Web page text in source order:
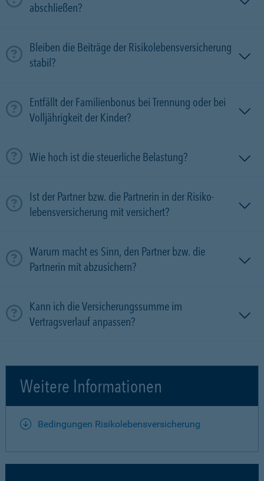
abschließen?
Bleiben die Beiträge der Risikolebensversicherung
stabil?
Entfällt der Familienbonus bei Trennung oder bei
Volljährigkeit der Kinder?
Wie hoch ist die steuerliche Belastung?
Ist der Partner bzw. die Partnerin in der Risiko­
lebens­versicherung mit versichert?
Warum macht es Sinn, den Partner bzw. die
Partnerin mit ab­zu­sichern?
Kann ich die Versicherungssumme im
Vertragsverlauf anpassen?
Weitere Informationen
Bedingungen Risikolebensversicherung